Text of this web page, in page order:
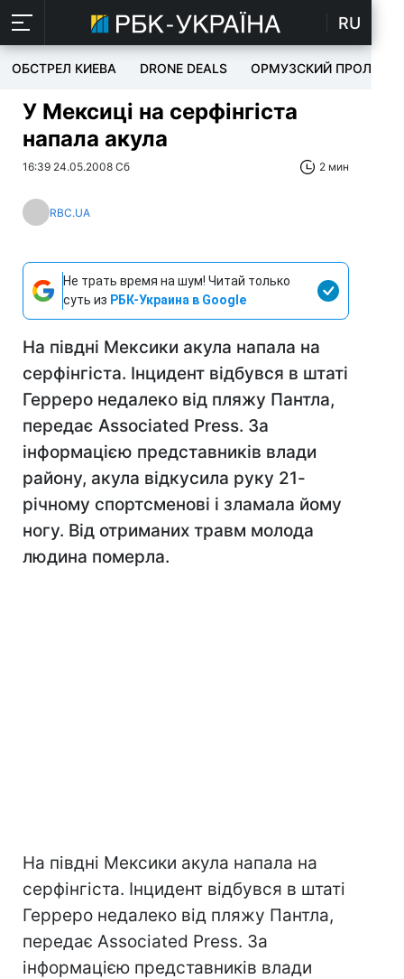
RU
ОБСТРЕЛ КИЕВА DRONE DEALS ОРМУЗСКИЙ ПРОЛИВ
У Мексиці на серфінгіста
напала акула
16:39 24.05.2008 Сб 2 мин
RBC.UA
Не трать время на шум! Читай только
суть из РБК-Украина в Google
На півдні Мексики акула напала на
серфінгіста. Інцидент відбувся в штаті
Герреро недалеко від пляжу Пантла,
передає Associated Press. За
інформацією представників влади
району, акула відкусила руку 21-
річному спортсменові і зламала йому
ногу. Від отриманих травм молода
людина померла.
На півдні Мексики акула напала на
серфінгіста. Інцидент відбувся в штаті
Герреро недалеко від пляжу Пантла,
передає Associated Press. За
інформацією представників влади